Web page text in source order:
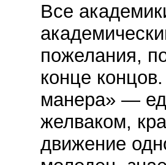
Все
пожелания,
конце
манера» —
желваком,
движение